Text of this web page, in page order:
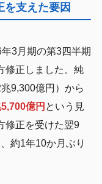
を支えた要因
3月期の第3四半期
修正しました。純
9,300億円）から
億円 という見
修正を受けた翌9
約1年10か月ぶり